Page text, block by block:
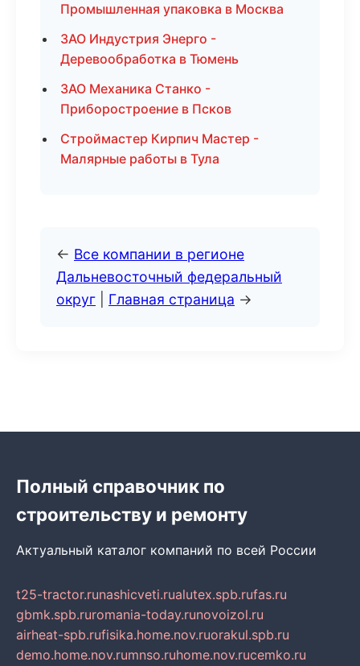
Промышленная упаковка в Москва
ЗАО Индустрия Энерго -
Деревообработка в Тюмень
ЗАО Механика Станко -
Приборостроение в Псков
Строймастер Кирпич Мастер -
Малярные работы в Тула
← Все компании в регионе
Дальневосточный федеральный
округ
Главная страница →
Полный справочник по
строительству и ремонту
Актуальный каталог компаний по всей России
t25-tractor.runashicveti.rualutex.spb.rufas.ru
gbmk.spb.ruromania-today.runovoizol.ru
airheat-spb.rufisika.home.nov.ruorakul.spb.ru
demo.home.nov.rumnso.ruhome.nov.rucemko.ru